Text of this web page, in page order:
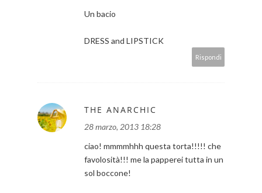
Un bacio
DRESS and LIPSTICK
Rispondi
THE ANARCHIC
28 marzo, 2013 18:28
ciao! mmmmhhh questa torta!!!!! che
favolosità!!! me la papperei tutta in un
sol boccone!